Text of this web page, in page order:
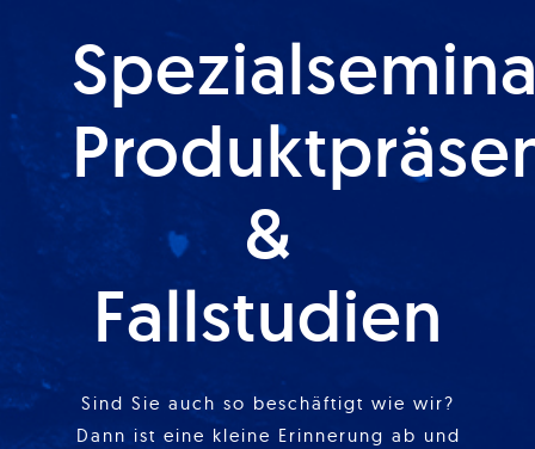
&
Fallstudien
Sind Sie auch so beschäftigt wie wir?
Dann ist eine kleine Erinnerung ab und